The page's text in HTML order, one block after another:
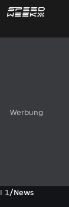
Werbung
1/News